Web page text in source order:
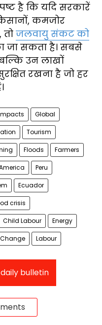
है कि यदि सरकारें
कमजोर
तो जलवायु संकट को
जा सकता है। सबसे
उन लाखों
रखना है जो हर
Global
Tourism
Floods Farmers
Peru
Ecuador
crisis
Child Labour Energy
Labour
bulletin